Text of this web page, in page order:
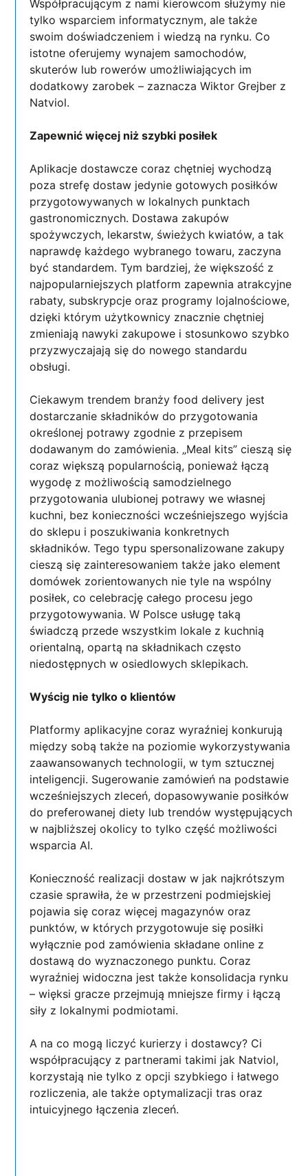
Współpracującym z nami kierowcom służymy nie
tylko wsparciem informatycznym, ale także
swoim doświadczeniem i wiedzą na rynku. Co
istotne oferujemy wynajem samochodów,
skuterów lub rowerów umożliwiających im
dodatkowy zarobek – zaznacza Wiktor Grejber z
Natviol.
Zapewnić więcej niż szybki posiłek
Aplikacje dostawcze coraz chętniej wychodzą
poza strefę dostaw jedynie gotowych posiłków
przygotowywanych w lokalnych punktach
gastronomicznych. Dostawa zakupów
spożywczych, lekarstw, świeżych kwiatów, a tak
naprawdę każdego wybranego towaru, zaczyna
być standardem. Tym bardziej, że większość z
najpopularniejszych platform zapewnia atrakcyjne
rabaty, subskrypcje oraz programy lojalnościowe,
dzięki którym użytkownicy znacznie chętniej
zmieniają nawyki zakupowe i stosunkowo szybko
przyzwyczajają się do nowego standardu
obsługi.
Ciekawym trendem branży food delivery jest
dostarczanie składników do przygotowania
określonej potrawy zgodnie z przepisem
dodawanym do zamówienia. „Meal kits” cieszą się
coraz większą popularnością, ponieważ łączą
wygodę z możliwością samodzielnego
przygotowania ulubionej potrawy we własnej
kuchni, bez konieczności wcześniejszego wyjścia
do sklepu i poszukiwania konkretnych
składników. Tego typu spersonalizowane zakupy
cieszą się zainteresowaniem także jako element
domówek zorientowanych nie tyle na wspólny
posiłek, co celebrację całego procesu jego
przygotowywania. W Polsce usługę taką
świadczą przede wszystkim lokale z kuchnią
orientalną, opartą na składnikach często
niedostępnych w osiedlowych sklepikach.
Wyścig nie tylko o klientów
Platformy aplikacyjne coraz wyraźniej konkurują
między sobą także na poziomie wykorzystywania
zaawansowanych technologii, w tym sztucznej
inteligencji. Sugerowanie zamówień na podstawie
wcześniejszych zleceń, dopasowywanie posiłków
do preferowanej diety lub trendów występujących
w najbliższej okolicy to tylko część możliwości
wsparcia AI.
Konieczność realizacji dostaw w jak najkrótszym
czasie sprawiła, że w przestrzeni podmiejskiej
pojawia się coraz więcej magazynów oraz
punktów, w których przygotowuje się posiłki
wyłącznie pod zamówienia składane online z
dostawą do wyznaczonego punktu. Coraz
wyraźniej widoczna jest także konsolidacja rynku
– więksi gracze przejmują mniejsze firmy i łączą
siły z lokalnymi podmiotami.
A na co mogą liczyć kurierzy i dostawcy? Ci
współpracujący z partnerami takimi jak Natviol,
korzystają nie tylko z opcji szybkiego i łatwego
rozliczenia, ale także optymalizacji tras oraz
intuicyjnego łączenia zleceń.